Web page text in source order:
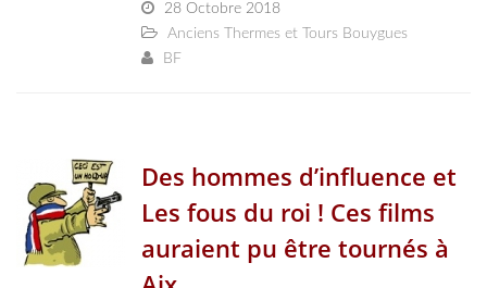
28 Octobre 2018
Anciens Thermes et Tours Bouygues
BF
Des hommes d’influence et
Les fous du roi ! Ces films
auraient pu être tournés à